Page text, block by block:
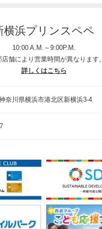
横浜プリンスペペ
10:00 A.M.～9:00P.M.
舗により営業時間が異なります。
詳しくはこちら
奈川県横浜市港北区新横浜3-4